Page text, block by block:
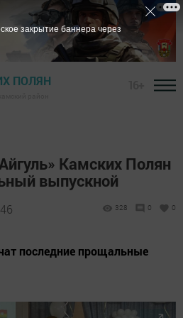
ПОЛЯН
Камских Полян
выпускной
328 0 0
последние прощальные
закрытие баннера через